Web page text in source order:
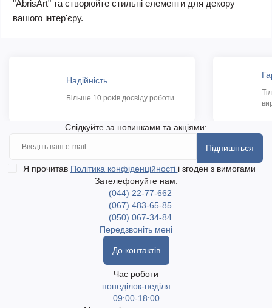
"AbrisArt" та створюйте стильні елементи для декору
вашого інтер'єру.
Надійність
Більше 10 років досвіду роботи
Слідкуйте за новинками та акціями:
Підпишіться
Я прочитав Політика конфіденційності і згоден з вимогами
Зателефонуйте нам:
(044) 22-77-662
(067) 483-65-85
(050) 067-34-84
Передзвоніть мені
До контактів
Час роботи
понеділок-неділя
09:00-18:00